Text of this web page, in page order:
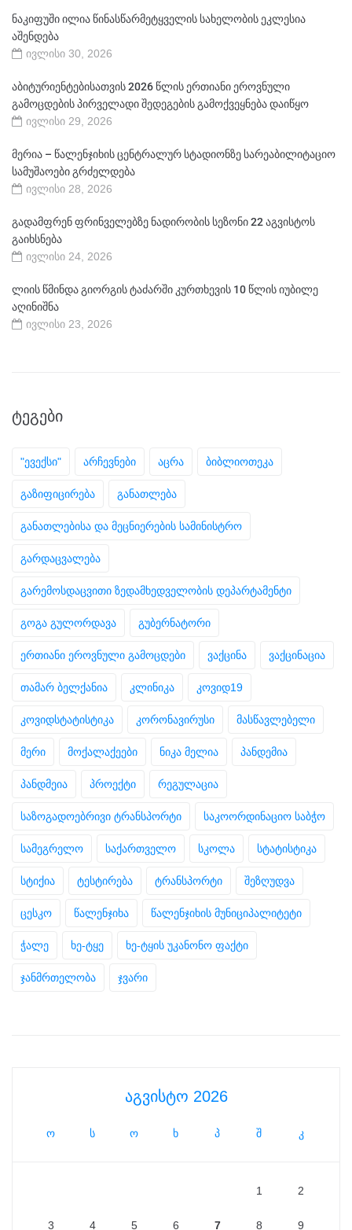
ნაკიფუში ილია წინასწარმეტყველის სახელობის ეკლესია
აშენდება
ივლისი 30, 2026
აბიტურიენტებისათვის 2026 წლის ერთიანი ეროვნული
გამოცდების პირველადი შედეგების გამოქვეყნება დაიწყო
ივლისი 29, 2026
მერია – წალენჯიხის ცენტრალურ სტადიონზე სარეაბილიტაციო
სამუშაოები გრძელდება
ივლისი 28, 2026
გადამფრენ ფრინველებზე ნადირობის სეზონი 22 აგვისტოს
გაიხსნება
ივლისი 24, 2026
ლიის წმინდა გიორგის ტაძარში კურთხევის 10 წლის იუბილე
აღინიშნა
ივლისი 23, 2026
ᲢᲔᲒᲔᲑᲘ
"ევექსი" არჩევნები აცრა ბიბლიოთეკა
გაზიფიცირება განათლება
განათლებისა და მეცნიერების სამინისტრო
გარდაცვალება
გარემოსდაცვითი ზედამხედველობის დეპარტამენტი
გოგა გულორდავა გუბერნატორი
ერთიანი ეროვნული გამოცდები ვაქცინა ვაქცინაცია
თამარ ბელქანია კლინიკა კოვიდ19
კოვიდსტატისტიკა კორონავირუსი მასწავლებელი
მერი მოქალაქეები ნიკა მელია პანდემია
პანდმეია პროექტი რეგულაცია
საზოგადოებრივი ტრანსპორტი საკოორდინაციო საბჭო
სამეგრელო საქართველო სკოლა სტატისტიკა
სტიქია ტესტირება ტრანსპორტი შეზღუდვა
ცესკო წალენჯიხა წალენჯიხის მუნიციპალიტეტი
ჭალე ხე-ტყე ხე-ტყის უკანონო ფაქტი
ჯანმრთელობა ჯვარი
აგვისტო 2026
ო ს ო ხ პ შ კ
1 2
3 4 5 6 7 8 9